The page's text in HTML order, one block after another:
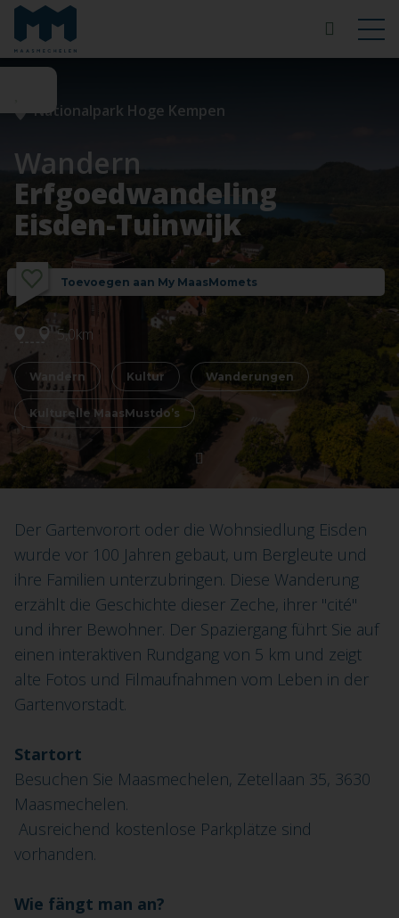
Nationalpark Hoge Kempen
Wandern
Erfgoedwandeling
Eisden-Tuinwijk
Toevoegen aan My MaasMomets
5,0km
Wandern Kultur Wanderungen
Kulturelle MaasMustdo’s
Der Gartenvorort oder die Wohnsiedlung Eisden
wurde vor 100 Jahren gebaut, um Bergleute und
ihre Familien unterzubringen. Diese Wanderung
erzählt die Geschichte dieser Zeche, ihrer "cité"
und ihrer Bewohner. Der Spaziergang führt Sie auf
einen interaktiven Rundgang von 5 km und zeigt
alte Fotos und Filmaufnahmen vom Leben in der
Gartenvorstadt.
Startort
Besuchen Sie Maasmechelen, Zetellaan 35, 3630
Maasmechelen.
Ausreichend kostenlose Parkplätze sind
vorhanden.
Wie fängt man an?